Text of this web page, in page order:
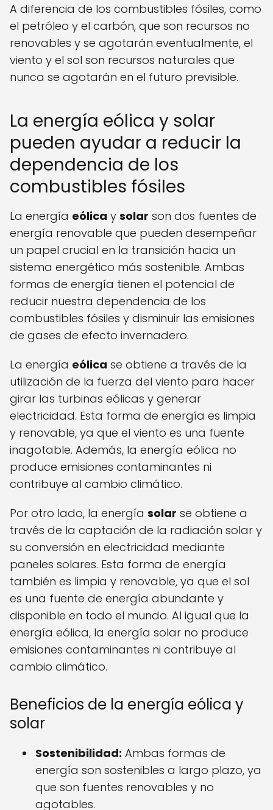
A diferencia de los combustibles fósiles, como
el petróleo y el carbón, que son recursos no
renovables y se agotarán eventualmente, el
viento y el sol son recursos naturales que
nunca se agotarán en el futuro previsible.
La energía eólica y solar
pueden ayudar a reducir la
dependencia de los
combustibles fósiles
La energía eólica y solar son dos fuentes de
energía renovable que pueden desempeñar
un papel crucial en la transición hacia un
sistema energético más sostenible. Ambas
formas de energía tienen el potencial de
reducir nuestra dependencia de los
combustibles fósiles y disminuir las emisiones
de gases de efecto invernadero.
La energía eólica se obtiene a través de la
utilización de la fuerza del viento para hacer
girar las turbinas eólicas y generar
electricidad. Esta forma de energía es limpia
y renovable, ya que el viento es una fuente
inagotable. Además, la energía eólica no
produce emisiones contaminantes ni
contribuye al cambio climático.
Por otro lado, la energía solar se obtiene a
través de la captación de la radiación solar y
su conversión en electricidad mediante
paneles solares. Esta forma de energía
también es limpia y renovable, ya que el sol
es una fuente de energía abundante y
disponible en todo el mundo. Al igual que la
energía eólica, la energía solar no produce
emisiones contaminantes ni contribuye al
cambio climático.
Beneficios de la energía eólica y
solar
Sostenibilidad: Ambas formas de
energía son sostenibles a largo plazo, ya
que son fuentes renovables y no
agotables.